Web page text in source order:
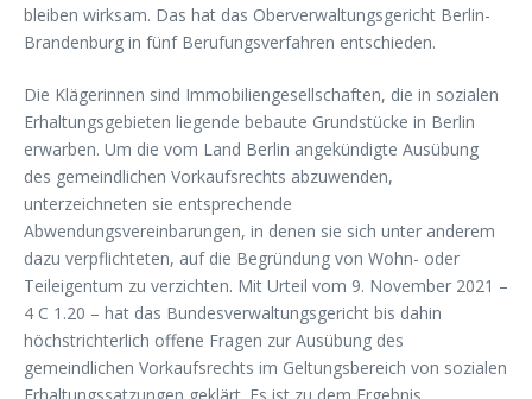
bleiben wirksam. Das hat das Oberverwaltungsgericht Berlin-
Brandenburg in fünf Berufungsverfahren entschieden.
Die Klägerinnen sind Immobiliengesellschaften, die in sozialen
Erhaltungsgebieten liegende bebaute Grundstücke in Berlin
erwarben. Um die vom Land Berlin angekündigte Ausübung
des gemeindlichen Vorkaufsrechts abzuwenden,
unterzeichneten sie entsprechende
Abwendungsvereinbarungen, in denen sie sich unter anderem
dazu verpflichteten, auf die Begründung von Wohn- oder
Teileigentum zu verzichten. Mit Urteil vom 9. November 2021 –
4 C 1.20 – hat das Bundesverwaltungsgericht bis dahin
höchstrichterlich offene Fragen zur Ausübung des
gemeindlichen Vorkaufsrechts im Geltungsbereich von sozialen